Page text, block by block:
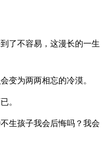
了不容易，这漫长的一生
变为两两相忘的冷漠。
。
生孩子我会后悔吗？我会